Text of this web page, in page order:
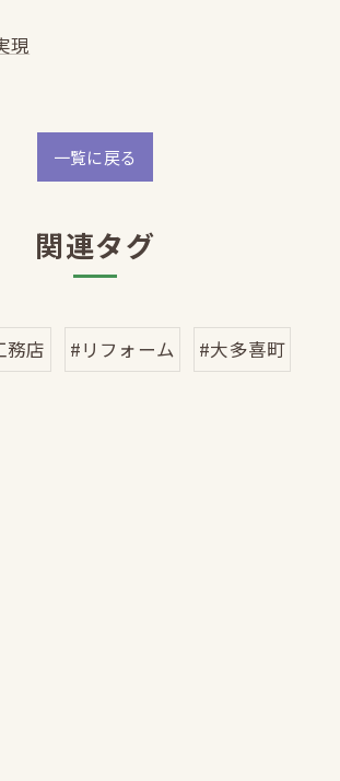
現
一覧に戻る
関連タグ
務店 #リフォーム #大多喜町